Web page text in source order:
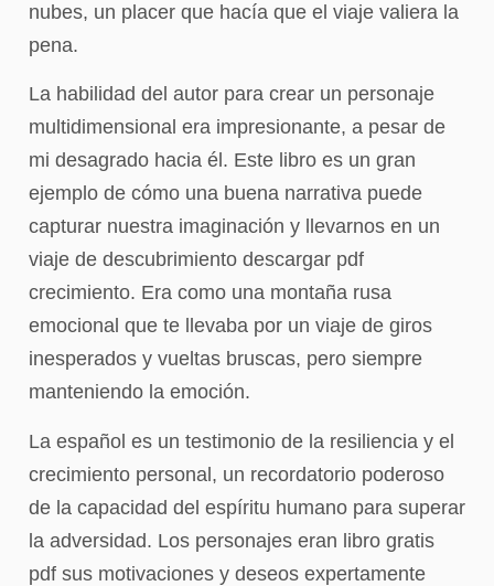
nubes, un placer que hacía que el viaje valiera la
pena.
La habilidad del autor para crear un personaje
multidimensional era impresionante, a pesar de
mi desagrado hacia él. Este libro es un gran
ejemplo de cómo una buena narrativa puede
capturar nuestra imaginación y llevarnos en un
viaje de descubrimiento descargar pdf
crecimiento. Era como una montaña rusa
emocional que te llevaba por un viaje de giros
inesperados y vueltas bruscas, pero siempre
manteniendo la emoción.
La español es un testimonio de la resiliencia y el
crecimiento personal, un recordatorio poderoso
de la capacidad del espíritu humano para superar
la adversidad. Los personajes eran libro gratis
pdf sus motivaciones y deseos expertamente